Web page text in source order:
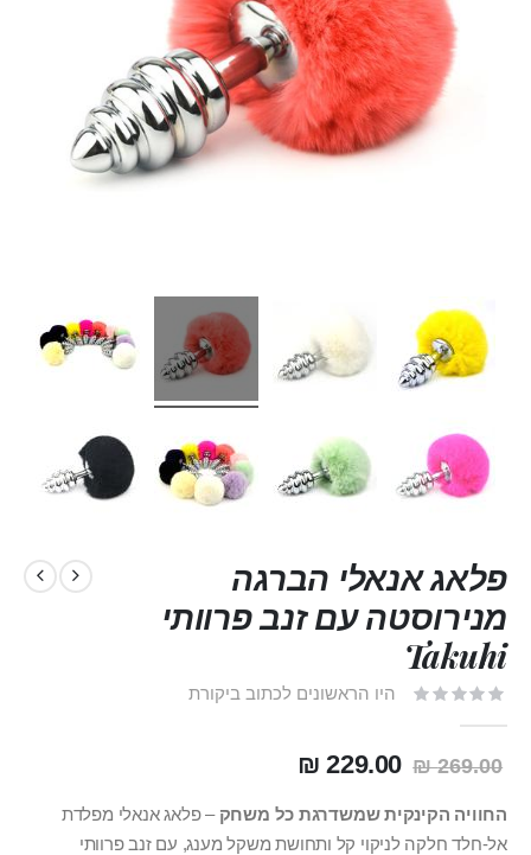
פלאג אנאלי הברגה
מנירוסטה עם זנב פרוותי
Takuhi
היו הראשונים לכתוב ביקורת
269.00 ₪
229.00 ₪
החוויה הקינקית שמשדרגת כל משחק – פלאג אנאלי מפלדת
אל-חלד חלקה לניקוי קל ותחושת משקל מענג, עם זנב פרוותי